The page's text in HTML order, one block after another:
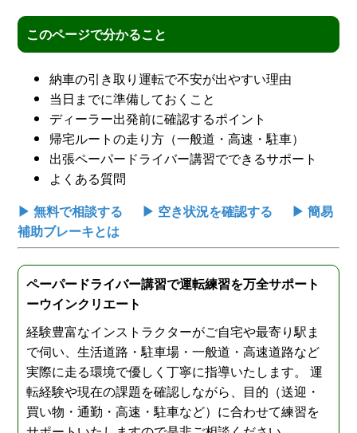
このページで分かること
納車の引き取り運転で不安が出やすい理由
当日までに準備しておくこと
ディーラー出発前に確認するポイント
帰宅ルートの走り方（一般道・高速・駐車）
出張ペーパードライバー講習でできるサポート
よくある質問
▶ 無料で相談する
▶ 空き状況を確認する
▶ 簡易
補助ブレーキとは
ペーパードライバー講習で運転練習を万全サポート
ーウインクリエート
経験豊富なインストラクターがご自宅や最寄り駅ま
で伺い、生活道路・駐車場・一般道・高速道路など
実際に走る環境で優しく丁寧に指導いたします。 運
転経験や現在の課題を確認しながら、目的（送迎・
買い物・通勤・高速・駐車など）に合わせて練習を